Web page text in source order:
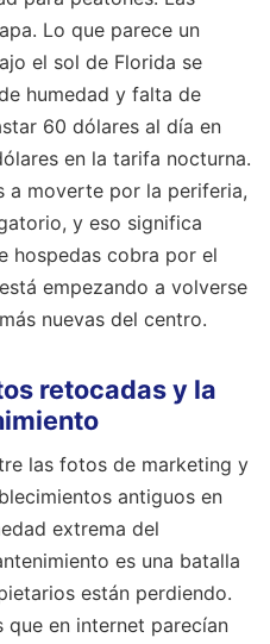
Lo que parece un
el sol de Florida se
humedad y falta de
60 dólares al día en
en la tarifa nocturna.
a moverte por la periferia,
y eso significa
hospedas cobra por el
empezando a volverse
nuevas del centro.
retocadas y la
las fotos de marketing y
antiguos en
extrema del
es una batalla
están perdiendo.
que en internet parecían